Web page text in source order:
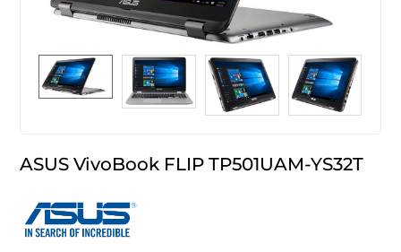
ASUS VivoBook FLIP TP501UAM-YS32T